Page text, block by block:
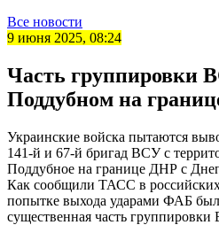
Все новости
9 июня 2025, 08:24
Часть группировки
Поддубном на
Украинские войска пытаются
141-й и 67-й бригад ВСУ с
Поддубное на границе ДНР с
Как сообщили ТАСС в
попытке выхода ударами ФАБ
существенная часть группировки